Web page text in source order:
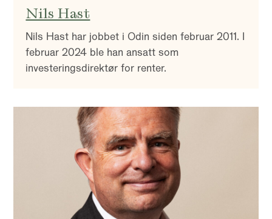
Nils Hast
Nils Hast har jobbet i Odin siden februar 2011. I
februar 2024 ble han ansatt som
investeringsdirektør for renter.